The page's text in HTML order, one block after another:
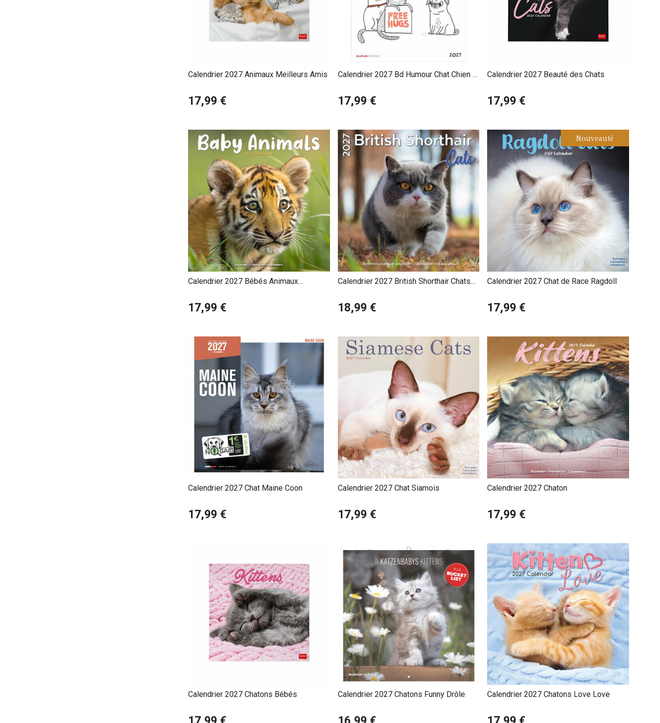
Calendrier 2027 Animaux Meilleurs Amis
17,99 €
Calendrier 2027 Bd Humour Chat Chien -
17,99 €
Calendrier 2027 Beauté des Chats
17,99 €
Calendrier 2027 Bébés Animaux
17,99 €
Calendrier 2027 British Shorthair Chats
18,99 €
Nouveauté
Calendrier 2027 Chat de Race Ragdoll
17,99 €
Calendrier 2027 Chat Maine Coon
17,99 €
Calendrier 2027 Chat Siamois
17,99 €
Calendrier 2027 Chaton
17,99 €
Calendrier 2027 Chatons Bébés Calendrier 2027 Chatons Funny Drôle Calendrier 2027 Chatons Love Love